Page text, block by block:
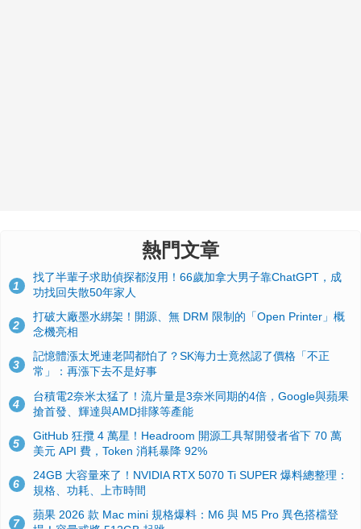
熱門文章
1
找了半輩子求助偵探都沒用！66歲加拿大男子靠ChatGPT，成
功找回失散50年家人
2
打破大廠墨水綁架！開源、無 DRM 限制的「Open Printer」概
念機亮相
3
記憶體漲太兇連老闆都怕了？SK海力士竟然認了價格「不正
常」：再漲下去不是好事
4
台積電2奈米太猛了！流片量是3奈米同期的4倍，Google與蘋果
搶首發、輝達與AMD排隊等產能
5
GitHub 狂攬 4 萬星！Headroom 開源工具幫開發者省下 70 萬
美元 API 費，Token 消耗暴降 92%
6
24GB 大容量來了！NVIDIA RTX 5070 Ti SUPER 爆料總整理：
規格、功耗、上市時間
7
蘋果 2026 款 Mac mini 規格爆料：M6 與 M5 Pro 異色搭檔登